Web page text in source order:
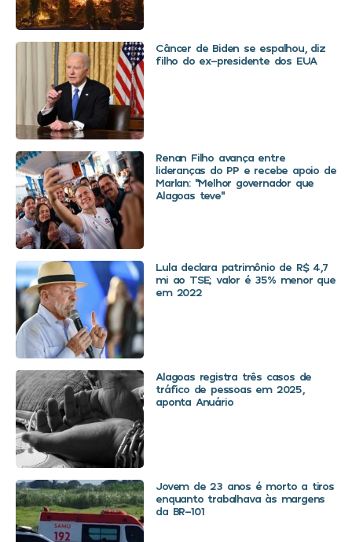
Câncer de Biden se espalhou, diz
filho do ex-presidente dos EUA
Renan Filho avança entre
lideranças do PP e recebe apoio de
Marlan: “Melhor governador que
Alagoas teve”
Lula declara patrimônio de R$ 4,7
mi ao TSE; valor é 35% menor que
em 2022
Alagoas registra três casos de
tráfico de pessoas em 2025,
aponta Anuário
Jovem de 23 anos é morto a tiros
enquanto trabalhava às margens
da BR-101